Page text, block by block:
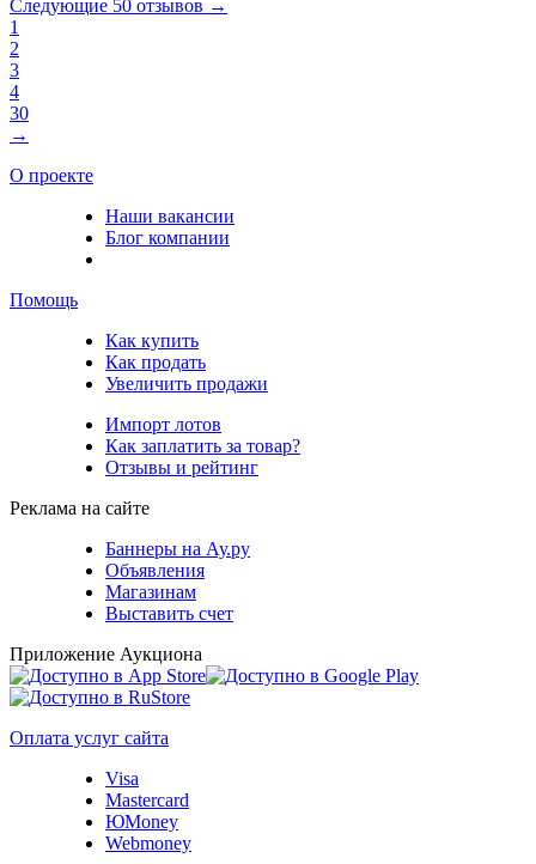
Следующие 50 отзывов →
1
2
3
4
30
→
О проекте
Наши вакансии
Блог компании
Помощь
Как купить
Как продать
Увеличить продажи
Импорт лотов
Как заплатить за товар?
Отзывы и рейтинг
Реклама на сайте
Баннеры на Ау.ру
Объявления
Магазинам
Выставить счет
Приложение Аукциона
Оплата услуг сайта
Visa
Mastercard
ЮMoney
Webmoney